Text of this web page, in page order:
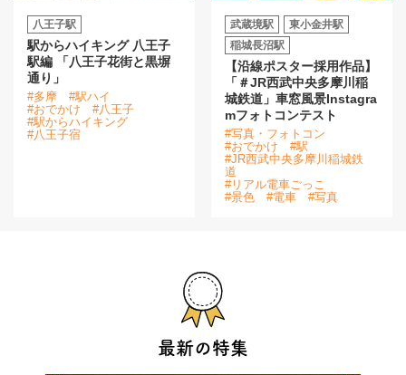
最新の特集
八王子駅
駅からハイキング 八王子
駅編 「八王子花街と黒塀
通り」
#多摩
#駅ハイ
#おでかけ
#八王子
#駅からハイキング
#八王子宿
武蔵境駅
東小金井駅
稲城長沼駅
【沿線ポスター採用作品】
「＃JR西武中央多摩川稲
城鉄道」車窓風景Instagra
mフォトコンテスト
#写真・フォトコン
#おでかけ
#駅
#JR西武中央多摩川稲城鉄
道
#リアル電車ごっこ
#景色
#電車 #写真